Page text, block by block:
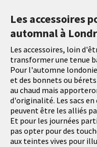
Les accessoires
automnal à
Les accessoires, loin
transformer une tenue
Pour l'automne
et des bonnets ou
au chaud mais
d'originalité. Les sacs
peuvent être les alliés
Et pour les journées
pas opter pour des
aux teintes vives pour